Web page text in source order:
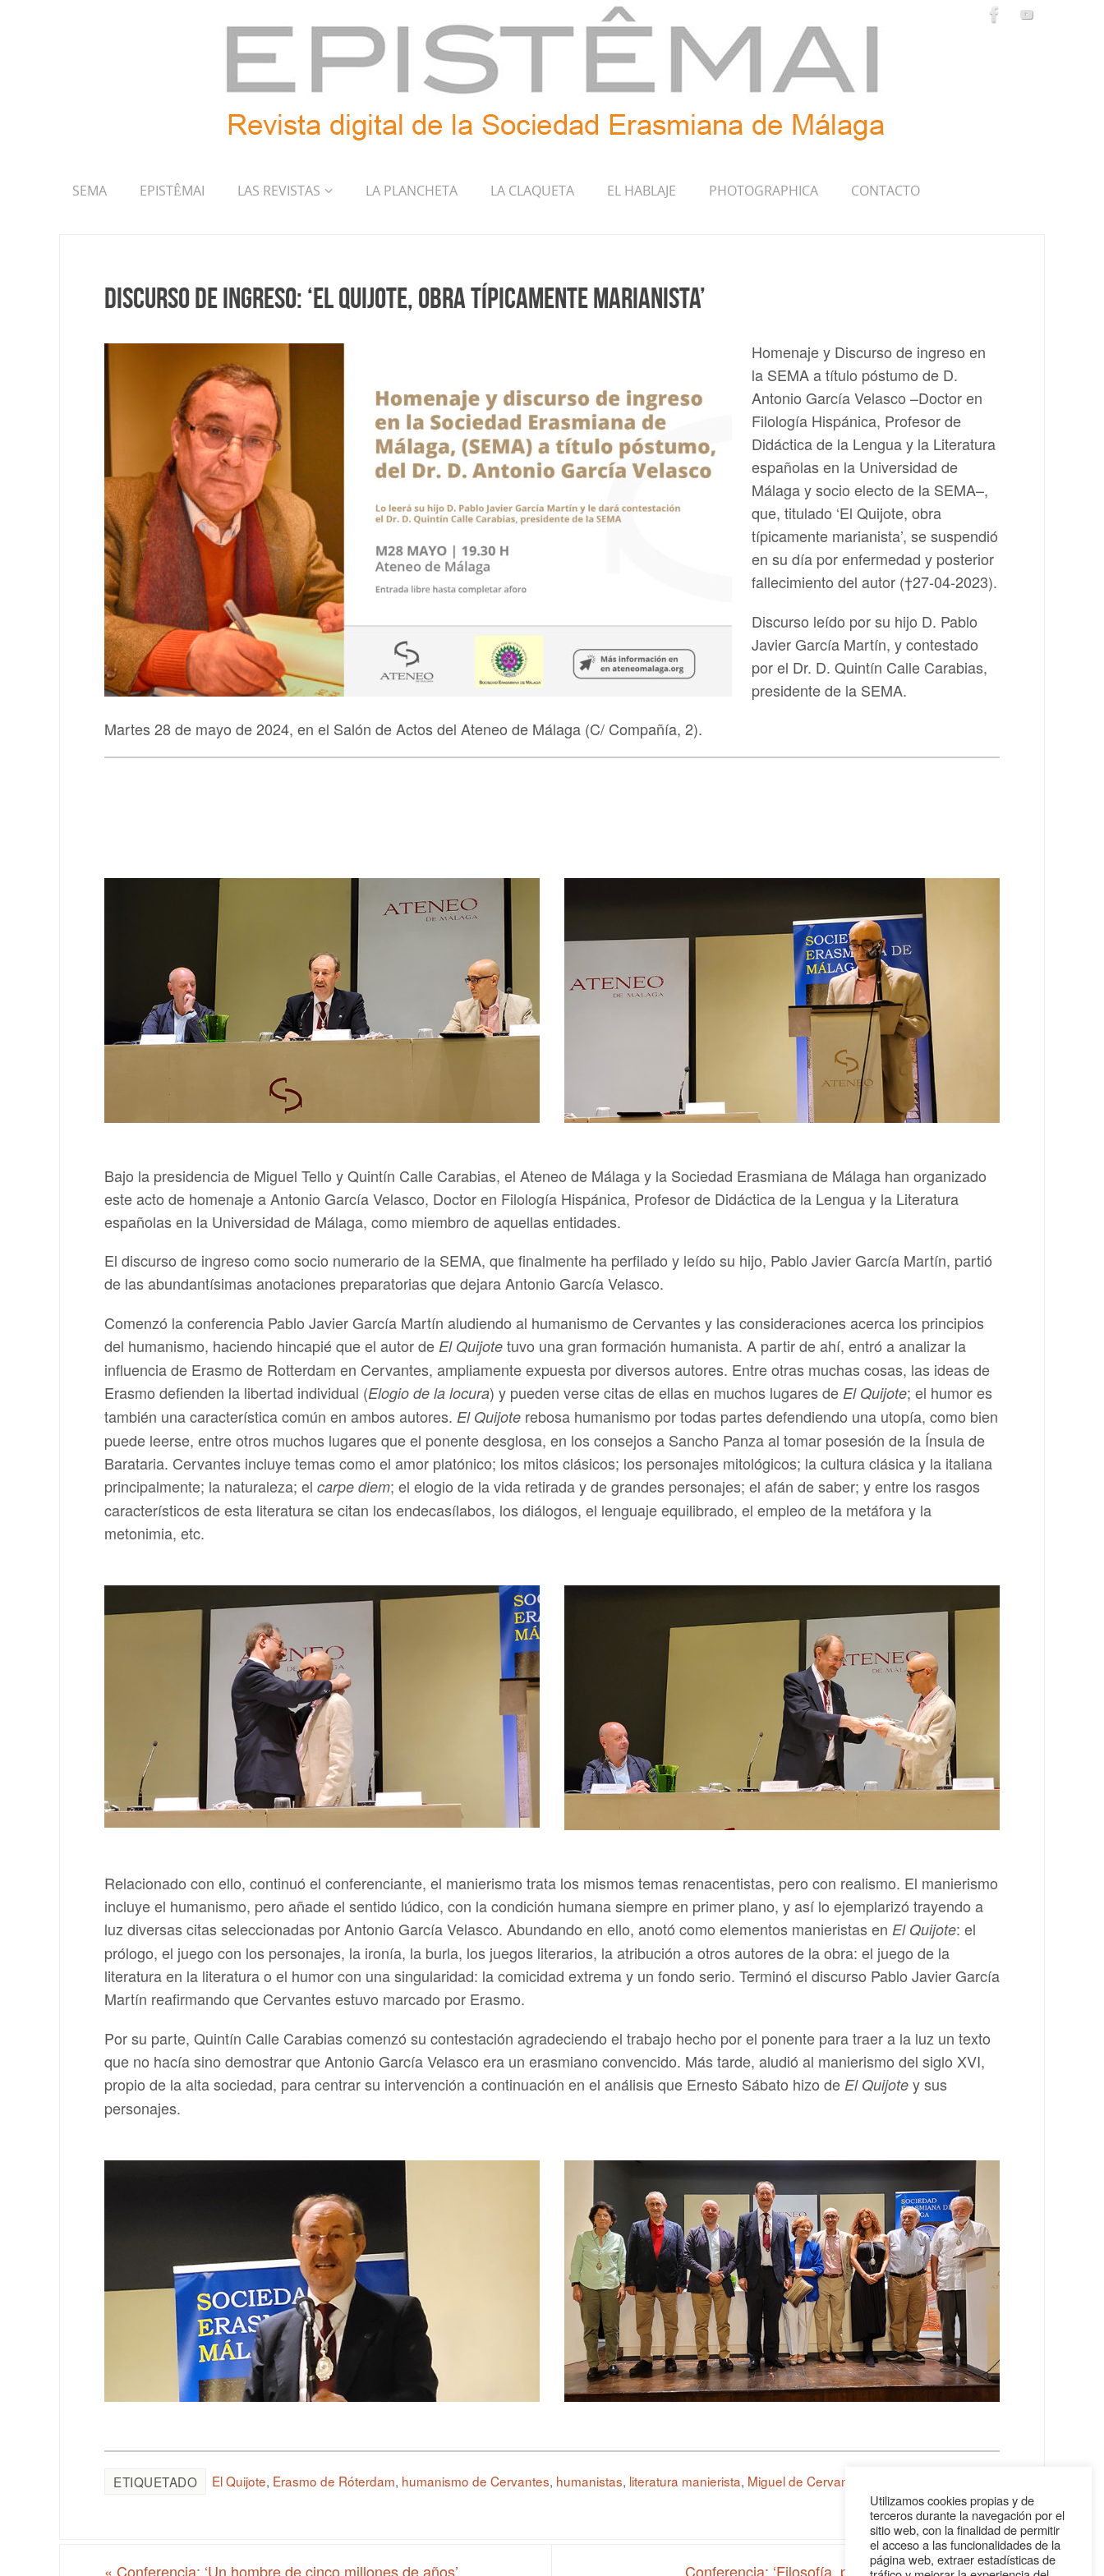
SEMA EPISTÊMAI LAS REVISTAS LA PLANCHETA LA CLAQUETA EL HABLAJE PHOTOGRAPHICA CONTACTO
Discurso de ingreso: ‘El Quijote, obra típicamente marianista’
Homenaje y Discurso de ingreso en
la SEMA a título póstumo de D.
Antonio García Velasco –Doctor en
Filología Hispánica, Profesor de
Didáctica de la Lengua y la Literatura
españolas en la Universidad de
Málaga y socio electo de la SEMA–,
que, titulado ‘El Quijote, obra
típicamente marianista’, se suspendió
en su día por enfermedad y posterior
fallecimiento del autor (†27-04-2023).
Discurso leído por su hijo D. Pablo
Javier García Martín, y contestado
por el Dr. D. Quintín Calle Carabias,
presidente de la SEMA.
Martes 28 de mayo de 2024, en el Salón de Actos del Ateneo de Málaga (C/ Compañía, 2).
Bajo la presidencia de Miguel Tello y Quintín Calle Carabias, el Ateneo de Málaga y la Sociedad Erasmiana de Málaga han organizado
este acto de homenaje a Antonio García Velasco, Doctor en Filología Hispánica, Profesor de Didáctica de la Lengua y la Literatura
españolas en la Universidad de Málaga, como miembro de aquellas entidades.
El discurso de ingreso como socio numerario de la SEMA, que finalmente ha perfilado y leído su hijo, Pablo Javier García Martín, partió
de las abundantísimas anotaciones preparatorias que dejara Antonio García Velasco.
Comenzó la conferencia Pablo Javier García Martín aludiendo al humanismo de Cervantes y las consideraciones acerca los principios
del humanismo, haciendo hincapié que el autor de El Quijote tuvo una gran formación humanista. A partir de ahí, entró a analizar la
influencia de Erasmo de Rotterdam en Cervantes, ampliamente expuesta por diversos autores. Entre otras muchas cosas, las ideas de
Erasmo defienden la libertad individual (Elogio de la locura) y pueden verse citas de ellas en muchos lugares de El Quijote; el humor es
también una característica común en ambos autores. El Quijote rebosa humanismo por todas partes defendiendo una utopía, como bien
puede leerse, entre otros muchos lugares que el ponente desglosa, en los consejos a Sancho Panza al tomar posesión de la Ínsula de
Barataria. Cervantes incluye temas como el amor platónico; los mitos clásicos; los personajes mitológicos; la cultura clásica y la italiana
principalmente; la naturaleza; el carpe diem; el elogio de la vida retirada y de grandes personajes; el afán de saber; y entre los rasgos
característicos de esta literatura se citan los endecasílabos, los diálogos, el lenguaje equilibrado, el empleo de la metáfora y la
metonimia, etc.
Relacionado con ello, continuó el conferenciante, el manierismo trata los mismos temas renacentistas, pero con realismo. El manierismo
incluye el humanismo, pero añade el sentido lúdico, con la condición humana siempre en primer plano, y así lo ejemplarizó trayendo a
luz diversas citas seleccionadas por Antonio García Velasco. Abundando en ello, anotó como elementos manieristas en El Quijote: el
prólogo, el juego con los personajes, la ironía, la burla, los juegos literarios, la atribución a otros autores de la obra: el juego de la
literatura en la literatura o el humor con una singularidad: la comicidad extrema y un fondo serio. Terminó el discurso Pablo Javier García
Martín reafirmando que Cervantes estuvo marcado por Erasmo.
Por su parte, Quintín Calle Carabias comenzó su contestación agradeciendo el trabajo hecho por el ponente para traer a la luz un texto
que no hacía sino demostrar que Antonio García Velasco era un erasmiano convencido. Más tarde, aludió al manierismo del siglo XVI,
propio de la alta sociedad, para centrar su intervención a continuación en el análisis que Ernesto Sábato hizo de El Quijote y sus
personajes.
ETIQUETADO El Quijote, Erasmo de Róterdam, humanismo de Cervantes, humanistas, literatura manierista, Miguel de Cervantes
« Conferencia: ‘Un hombre de cinco millones de años’ Conferencia: ‘Filosofía, poesía y psicoanálisis’»
Utilizamos cookies propias y de
terceros durante la navegación por el
sitio web, con la finalidad de permitir
el acceso a las funcionalidades de la
página web, extraer estadísticas de